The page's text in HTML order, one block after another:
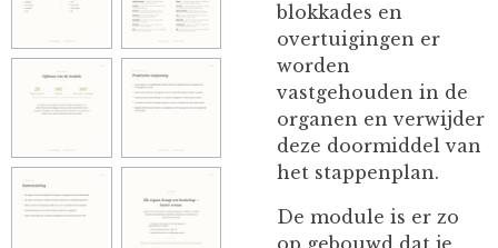
blokkades en
overtuigingen er
worden
vastgehouden in de
organen en verwijder
deze doormiddel van
het stappenplan.
De module is er zo
op gebouwd dat je